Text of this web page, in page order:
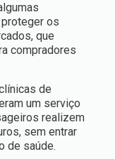
os
que
compradores
de
um serviço
realizem
sem entrar
de saúde.